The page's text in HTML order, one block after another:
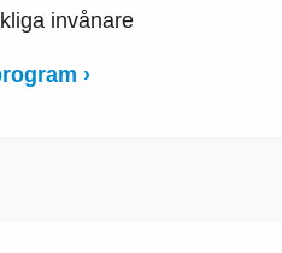
invånare
›